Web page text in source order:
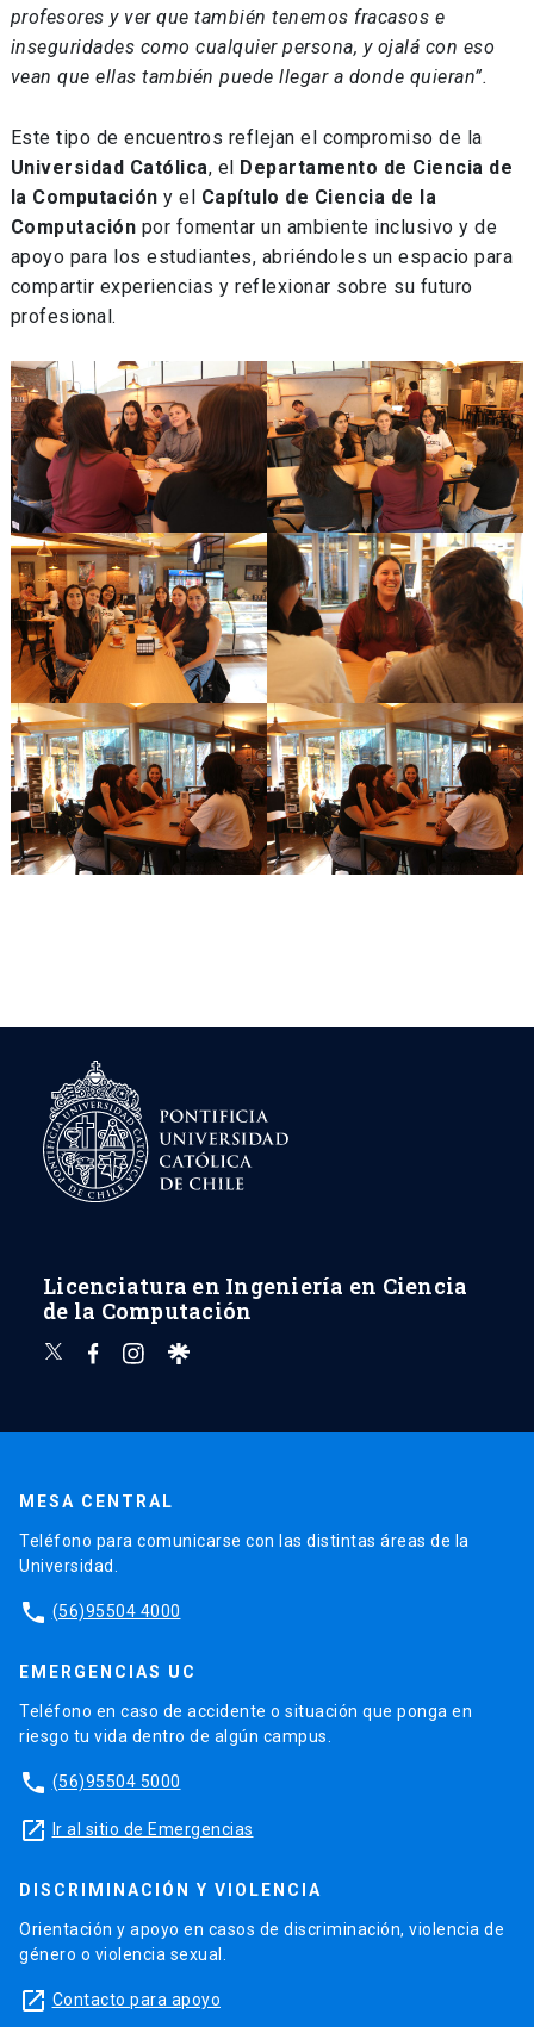
profesores y ver que también tenemos fracasos e
inseguridades como cualquier persona, y ojalá con eso
vean que ellas también puede llegar a donde quieran”.
Este tipo de encuentros reflejan el compromiso de la
Universidad Católica, el Departamento de Ciencia de
la Computacióny el Capítulo de Ciencia de la
Computación por fomentar un ambiente inclusivo y de
apoyo para los estudiantes, abriéndoles un espacio para
compartir experiencias y reflexionar sobre su futuro
profesional.
Licenciatura en Ingeniería en Ciencia
de la Computación
MESA CENTRAL
Teléfono para comunicarse con las distintas áreas de la
Universidad.
phone (56)95504 4000
EMERGENCIAS UC
Teléfono en caso de accidente o situación que ponga en
riesgo tu vida dentro de algún campus.
phone (56)95504 5000
launch Ir al sitio de Emergencias
DISCRIMINACIÓN Y VIOLENCIA
Orientación y apoyo en casos de discriminación, violencia de
género o violencia sexual.
launch Contacto para apoyo